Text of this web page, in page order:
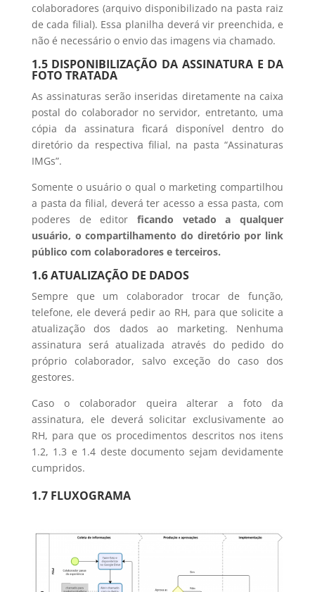
colaboradores (arquivo disponibilizado na pasta raiz
de cada filial). Essa planilha deverá vir preenchida, e
não é necessário o envio das imagens via chamado.
1.5 DISPONIBILIZAÇÃO DA ASSINATURA E DA
FOTO TRATADA
As assinaturas serão inseridas diretamente na caixa
postal do colaborador no servidor, entretanto, uma
cópia da assinatura ficará disponível dentro do
diretório da respectiva filial, na pasta “Assinaturas
IMGs”.
Somente o usuário o qual o marketing compartilhou
a pasta da filial, deverá ter acesso a essa pasta, com
poderes de editor ficando vetado a qualquer
usuário, o compartilhamento do diretório por link
público com colaboradores e terceiros.
1.6 ATUALIZAÇÃO DE DADOS
Sempre que um colaborador trocar de função,
telefone, ele deverá pedir ao RH, para que solicite a
atualização dos dados ao marketing. Nenhuma
assinatura será atualizada através do pedido do
próprio colaborador, salvo exceção do caso dos
gestores.
Caso o colaborador queira alterar a foto da
assinatura, ele deverá solicitar exclusivamente ao
RH, para que os procedimentos descritos nos itens
1.2, 1.3 e 1.4 deste documento sejam devidamente
cumpridos.
1.7 FLUXOGRAMA